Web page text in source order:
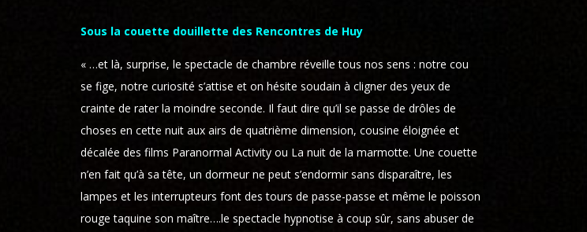
Sous la couette douillette des Rencontres de Huy
« …et là, surprise, le spectacle de chambre réveille tous nos sens : notre cou
se fige, notre curiosité s’attise et on hésite soudain à cligner des yeux de
crainte de rater la moindre seconde. Il faut dire qu’il se passe de drôles de
choses en cette nuit aux airs de quatrième dimension, cousine éloignée et
décalée des films Paranormal Activity ou La nuit de la marmotte. Une couette
n’en fait qu’à sa tête, un dormeur ne peut s’endormir sans disparaître, les
lampes et les interrupteurs font des tours de passe-passe et même le poisson
rouge taquine son maître….le spectacle hypnotise à coup sûr, sans abuser de